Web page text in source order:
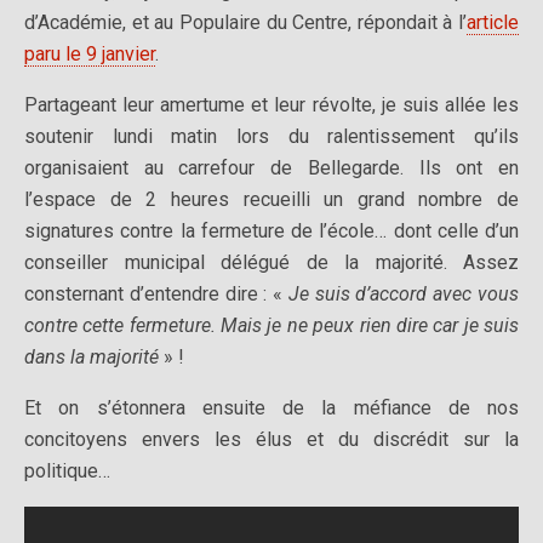
d’Académie, et au Populaire du Centre, répondait à l’article
paru le 9 janvier.
Partageant leur amertume et leur révolte, je suis allée les
soutenir lundi matin lors du ralentissement qu’ils
organisaient au carrefour de Bellegarde. Ils ont en
l’espace de 2 heures recueilli un grand nombre de
signatures contre la fermeture de l’école… dont celle d’un
conseiller municipal délégué de la majorité. Assez
consternant d’entendre dire : « Je suis d’accord avec vous
contre cette fermeture. Mais je ne peux rien dire car je suis
dans la majorité » !
Et on s’étonnera ensuite de la méfiance de nos
concitoyens envers les élus et du discrédit sur la
politique…